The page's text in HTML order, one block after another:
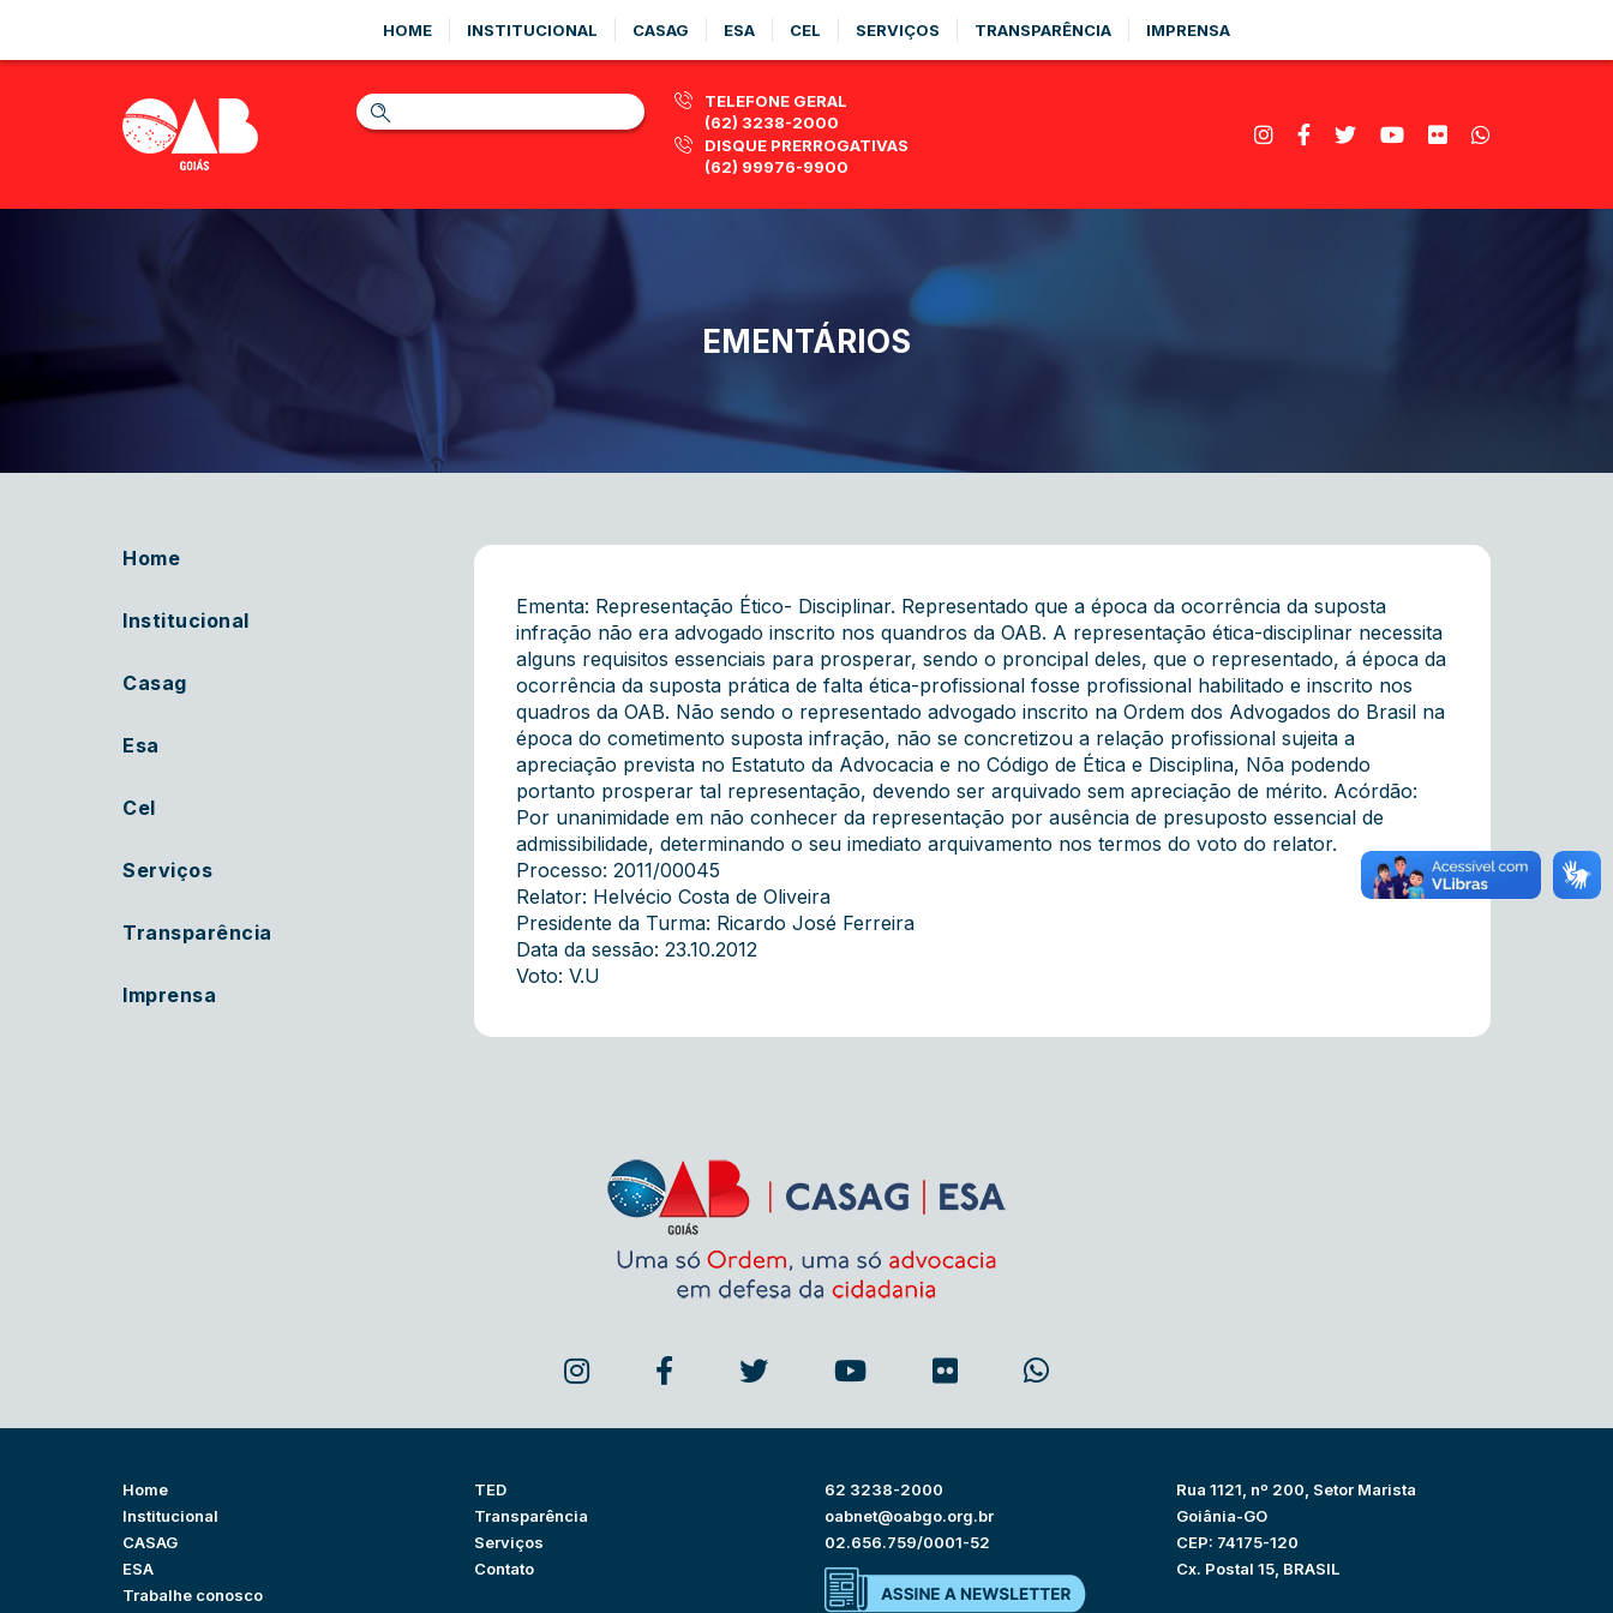
HOME INSTITUCIONAL CASAG ESA CEL SERVIÇOS TRANSPARÊNCIA IMPRENSA
TELEFONE GERAL
(62) 3238-2000
DISQUE PRERROGATIVAS
(62) 99976-9900
EMENTÁRIOS
Home
Institucional
Casag
Esa
Cel
Serviços
Transparência
Imprensa
Ementa: Representação Ético- Disciplinar. Representado que a época da ocorrência da suposta
infração não era advogado inscrito nos quandros da OAB. A representação ética-disciplinar necessita
alguns requisitos essenciais para prosperar, sendo o proncipal deles, que o representado, á época da
ocorrência da suposta prática de falta ética-profissional fosse profissional habilitado e inscrito nos
quadros da OAB. Não sendo o representado advogado inscrito na Ordem dos Advogados do Brasil na
época do cometimento suposta infração, não se concretizou a relação profissional sujeita a
apreciação prevista no Estatuto da Advocacia e no Código de Ética e Disciplina, Nõa podendo
portanto prosperar tal representação, devendo ser arquivado sem apreciação de mérito. Acórdão:
Por unanimidade em não conhecer da representação por ausência de presuposto essencial de
admissibilidade, determinando o seu imediato arquivamento nos termos do voto do relator.
Processo: 2011/00045
Relator: Helvécio Costa de Oliveira
Presidente da Turma: Ricardo José Ferreira
Data da sessão: 23.10.2012
Voto: V.U
Home
Institucional
CASAG
ESA
Trabalhe conosco
TED
Transparência
Serviços
Contato
62 3238-2000
oabnet@oabgo.org.br
02.656.759/0001-52
Rua 1121, nº 200, Setor Marista
Goiânia-GO
CEP: 74175-120
Cx. Postal 15, BRASIL